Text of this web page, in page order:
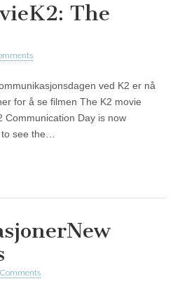
K2: The
ved K2 er nå
for å se filmen The K2 movie
Communication Day is now
to see the…
New